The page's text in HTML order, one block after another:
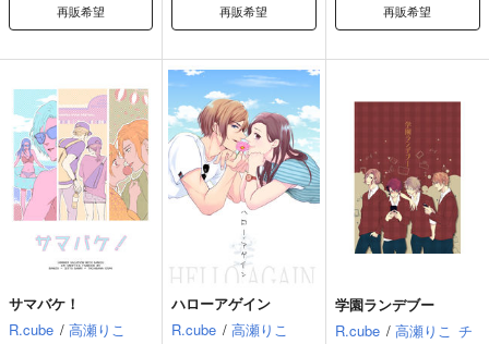
再販希望 再販希望 再販希望
サマバケ！
R.cube / 高瀬りこ
ハローアゲイン
R.cube / 高瀬りこ
学園ランデブー
R.cube / 高瀬りこ チ